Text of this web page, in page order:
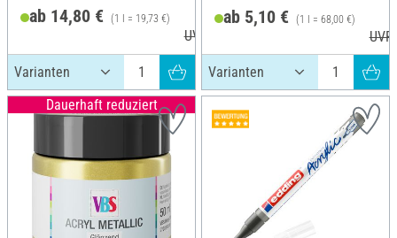
ab 14,80 € (1 l = 19,73 €)
UVP 14,99 €
ab 5,10 € (1 l = 68,00 €)
Dauerhaft reduziert